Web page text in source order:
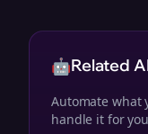
🤖Related
Automate what
handle it for